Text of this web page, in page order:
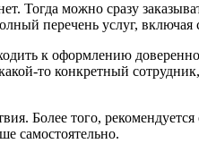
Тогда можно сразу
перечень услуг,
к оформлению
то конкретный
Более того,
самостоятельно.